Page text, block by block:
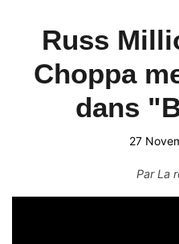
Russ
Choppa
dans
27
ParLa